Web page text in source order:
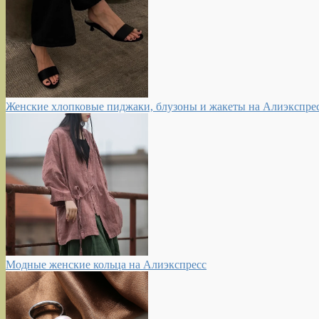
Женские хлопковые пиджаки, блузоны и жакеты на
Модные женские кольца на Алиэкспресс